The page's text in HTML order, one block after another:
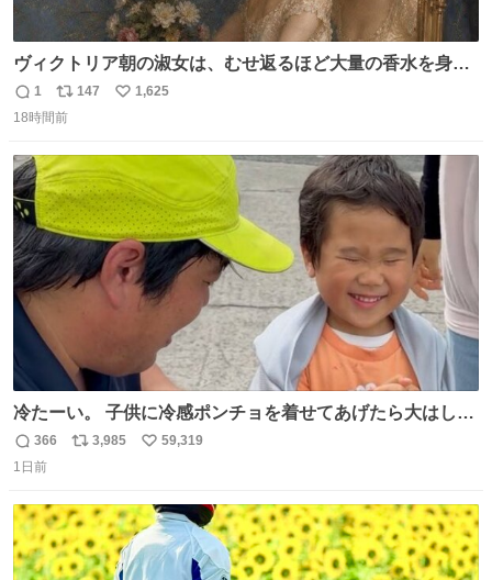
ヴィクトリア朝の淑女は、むせ返るほど大量の香水を身に
つけるものではないとされていた。それでも香水は、髪や
肌の手入れと同じくらい、ヴィクトリア朝の女性達の美容
が知る香水よりも単純な組成で、その大部分は薔薇、菫、
ベルガモット、
返
信
1
リ
ポ
ト
数
147
い
数
1,625
18時間前
冷たーい。 子供に冷感ポンチョを着せてあげたら大はしゃ
ぎで喜んでくれました。 こんな素敵な代物を提供してくれ
た山口県の恩師に感謝。
返
信
366
リ
ト
数
3,985
い
数
59,319
1日前